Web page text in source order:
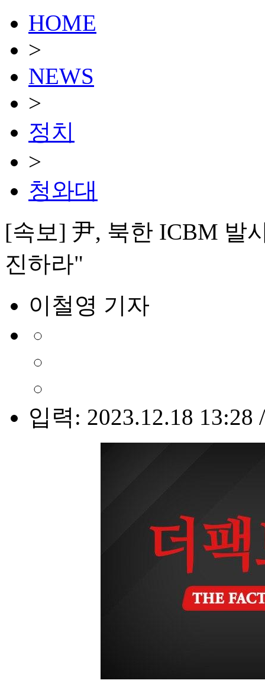
HOME
>
NEWS
>
정치
>
청와대
[속보] 尹, 북한 ICBM 발
진하라"
이철영 기자
입력: 2023.12.18 13:28